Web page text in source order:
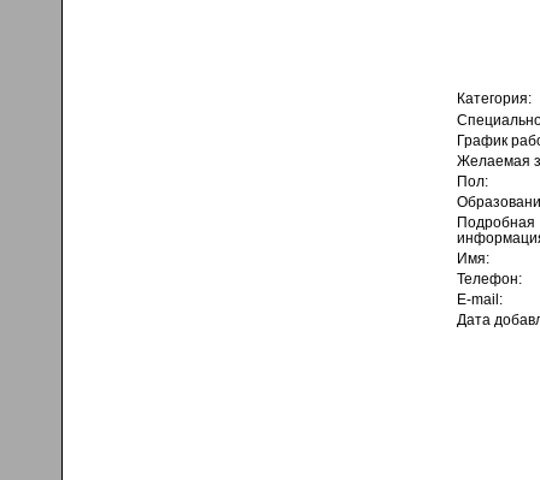
Категория:
График
Желаемая
Пол:
Подробная
Имя:
Телефон:
E-mail:
Дата